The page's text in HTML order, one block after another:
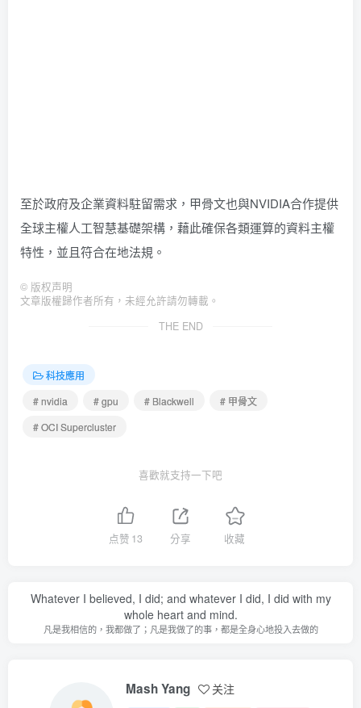
至於政府及企業資料駐留需求，甲骨文也與NVIDIA合作提供
全球主權人工智慧基礎架構，藉此確保各類運算的資料主權
特性，並且符合在地法規。
© 版权声明
文章版權歸作者所有，未經允許請勿轉載。
THE END
科技應用
# nvidia
# gpu # Blackwell
# 甲骨文
# OCI Supercluster
喜歡就支持一下吧
点赞 13 分享 收藏
Whatever I believed, I did; and whatever I did, I did with my
whole heart and mind.
凡是我相信的，我都做了；凡是我做了的事，都是全身心地投入去做的
Mash Yang 关注